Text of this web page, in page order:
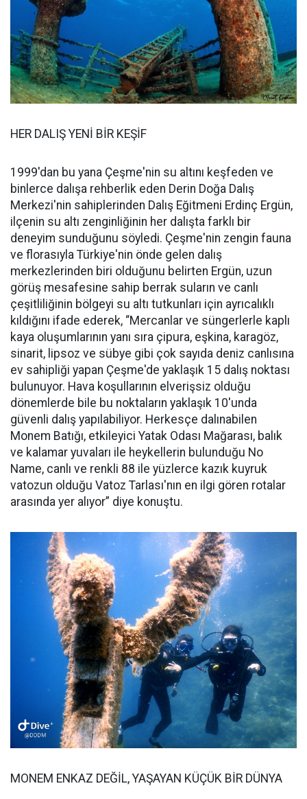
HER DALIŞ YENİ BİR KEŞİF
1999'dan bu yana Çeşme'nin su altını keşfeden ve
binlerce dalışa rehberlik eden Derin Doğa Dalış
Merkezi'nin sahiplerinden Dalış Eğitmeni Erdinç Ergün,
ilçenin su altı zenginliğinin her dalışta farklı bir
deneyim sunduğunu söyledi. Çeşme'nin zengin fauna
ve florasıyla Türkiye'nin önde gelen dalış
merkezlerinden biri olduğunu belirten Ergün, uzun
görüş mesafesine sahip berrak suların ve canlı
çeşitliliğinin bölgeyi su altı tutkunları için ayrıcalıklı
kıldığını ifade ederek, “Mercanlar ve süngerlerle kaplı
kaya oluşumlarının yanı sıra çipura, eşkina, karagöz,
sinarit, lipsoz ve sübye gibi çok sayıda deniz canlısına
ev sahipliği yapan Çeşme'de yaklaşık 15 dalış noktası
bulunuyor. Hava koşullarının elverişsiz olduğu
dönemlerde bile bu noktaların yaklaşık 10'unda
güvenli dalış yapılabiliyor. Herkesçe dalınabilen
Monem Batığı, etkileyici Yatak Odası Mağarası, balık
ve kalamar yuvaları ile heykellerin bulunduğu No
Name, canlı ve renkli 88 ile yüzlerce kazık kuyruk
vatozun olduğu Vatoz Tarlası'nın en ilgi gören rotalar
arasında yer alıyor” diye konuştu.
MONEM ENKAZ DEĞİL, YAŞAYAN KÜÇÜK BİR DÜNYA